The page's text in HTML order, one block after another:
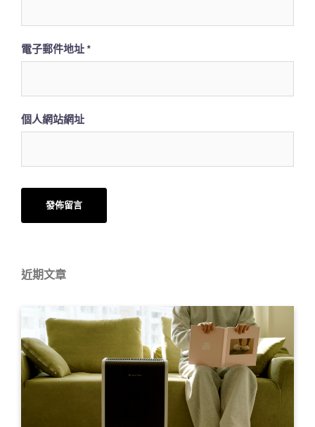
電子郵件地址 *
個人網站網址
近期文章